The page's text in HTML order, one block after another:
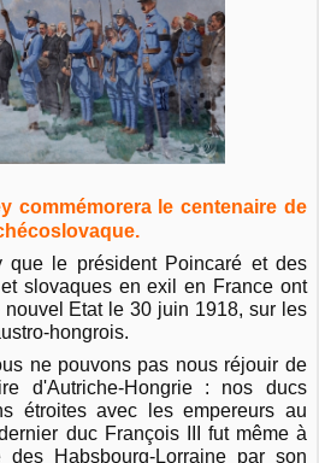
commémorera le centenaire de
que le président Poincaré et des
slovaques en exil en France ont
Etat le 30 juin 1918, sur les
hongrois.
ne pouvons pas nous réjouir de
d'Autriche-Hongrie : nos ducs
étroites avec les empereurs au
duc François III fut même à
Habsbourg-Lorraine par son